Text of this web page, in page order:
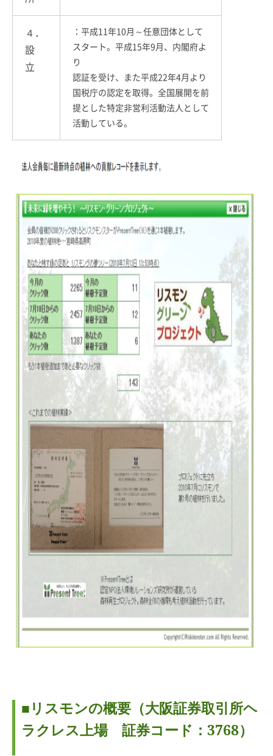
４．
設
立
：平成11年10月～任意団体として
スタート。平成15年9月、内閣府よ
り
認証を受け、また平成22年4月より
国税庁の認定を取得。全国展開を前
提とした特定非営利活動法人として
活動している。
■リスモンの概要（大阪証券取引所ヘ
ラクレス上場 証券コード：3768）